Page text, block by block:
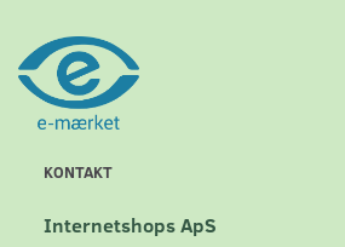
KONTAKT
Internetshops ApS